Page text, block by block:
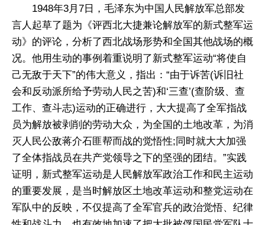
1948年3月7日，毛泽东为中国人民解放军总部发
言人起草了题为《评西北大捷兼论解放军的新式整军运
动》的评论，分析了西北战场形势和全国其他战场的概
况。他用生动的事例着重说明了新式整军运动“将使自
己无敌于天下”的伟大意义，指出：“由于诉苦(诉旧社
会和反动派所给予劳动人民之苦)和‘三查’(查阶级、查
工作、查斗志)运动的正确进行，大大提高了全军指战
员为解放被剥削的劳动大众，为全国的土地改革，为消
灭人民公敌蒋介石匪帮而战的觉悟性;同时就大大加强
了全体指战员在共产党领导之下的坚强的团结。”实践
证明，新式整军运动是人民解放军政治工作和民主运动
的重要发展，是当时解放区土地改革运动和整党运动在
军队中的反映，不仅提高了全军官兵的政治觉悟、纪律